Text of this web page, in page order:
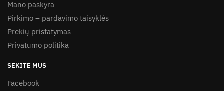
Mano paskyra
Pirkimo – pardavimo taisyklės
Prekių pristatymas
Privatumo politika
SEKITE MUS
Facebook